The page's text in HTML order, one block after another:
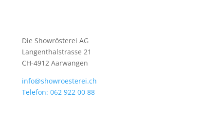
Die Showrösterei AG
Langenthalstrasse 21
CH-4912 Aarwangen
info@showroesterei.ch
Telefon: 062 922 00 88